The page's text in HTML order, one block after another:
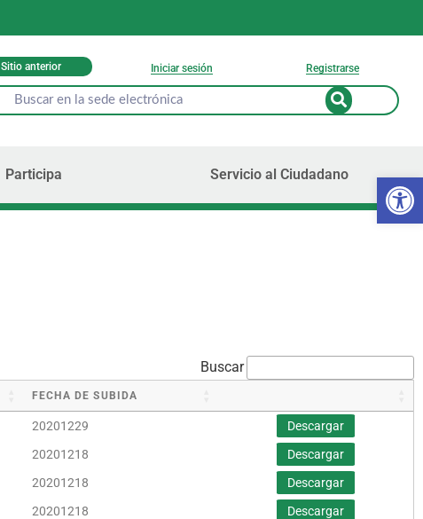
Sitio anterior Iniciar sesión Registrarse
Participa Servicio al Ciudadano
Buscar
FECHA DE SUBIDA
20201229
Descargar
20201218
Descargar
20201218
Descargar
20201218
Descargar